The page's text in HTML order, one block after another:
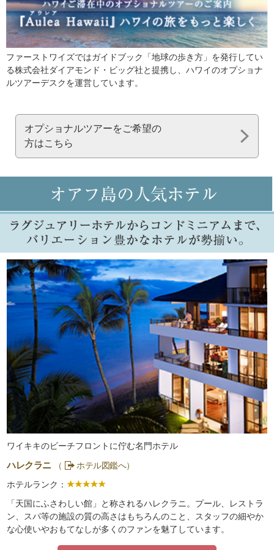
ファーストワイズではガイドブック「地球の歩き方」を発行してい
る株式会社ダイアモンド・ビッグ社と提携し、ハワイのオプショナ
ルツアーデスクを運営しています。
オプショナルツアーをご希望の
方はこちら
ワイキキのビーチフロントに佇む名門ホテル
ハレクラニ （
ホテル図鑑へ）
ホテルランク：
「天国にふさわしい館」と称されるハレクラニ。プール、レストラ
ン、スパ等の施設の質の高さはもちろんのこと、スタッフの細やか
な心使いやおもてなしが多くのファンを魅了しています。